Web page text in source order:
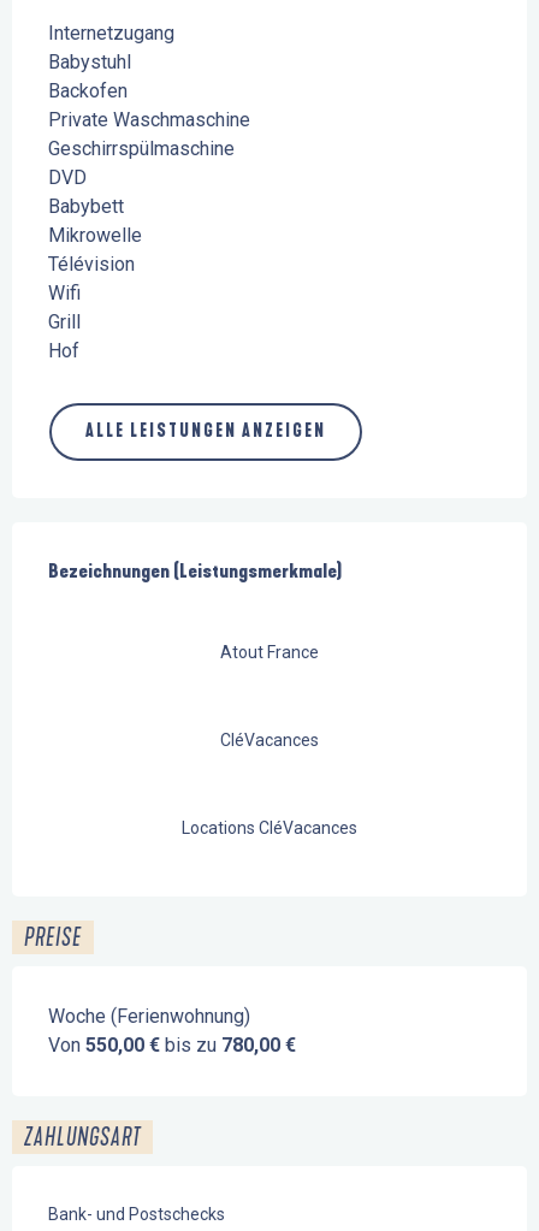
Internetzugang
Babystuhl
Backofen
Private Waschmaschine
Geschirrspülmaschine
DVD
Babybett
Mikrowelle
Télévision
Wifi
Grill
Hof
ALLE LEISTUNGEN ANZEIGEN
Bezeichnungen (Leistungsmerkmale)
Bezeichnungen (Leistungsmerkmale)
Atout France
CléVacances
Locations CléVacances
PREISE
Woche (Ferienwohnung)
Von 550,00 € bis zu 780,00 €
ZAHLUNGSART
Bank- und Postschecks